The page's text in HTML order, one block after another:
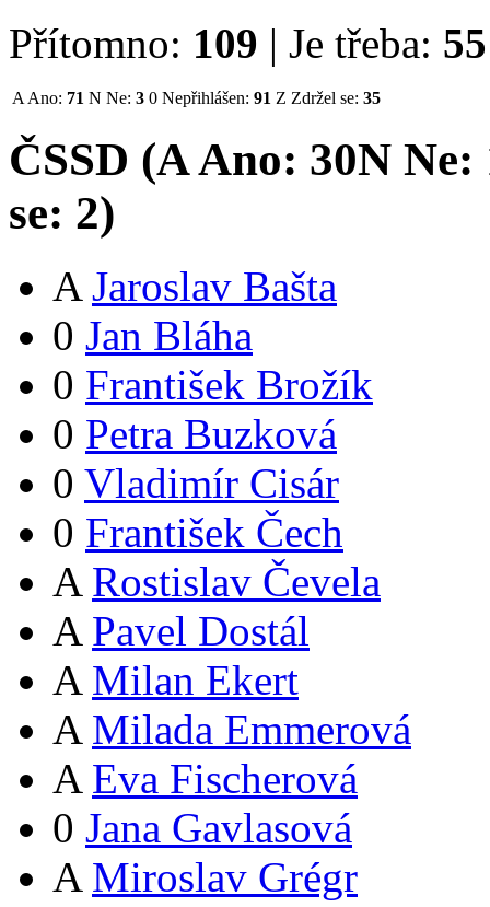
Přítomno: 109 | Je třeba: 55
A Ano: 71 N Ne: 3 0 Nepřihlášen: 91 Z Zdržel se: 35
ČSSD (AAno: 30N Ne:
se: 2)
A Jaroslav Bašta
0 Jan Bláha
0 František Brožík
0 Petra Buzková
0 Vladimír Cisár
0 František Čech
A Rostislav Čevela
A Pavel Dostál
A Milan Ekert
A Milada Emmerová
A Eva Fischerová
0 Jana Gavlasová
A Miroslav Grégr